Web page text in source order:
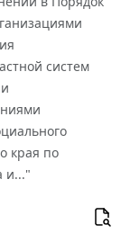
систем
края по
и..."